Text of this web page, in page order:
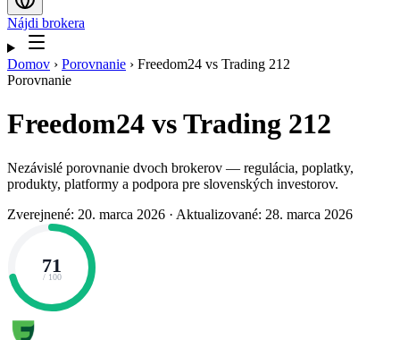
Nájdi brokera
Domov › Porovnanie › Freedom24 vs Trading 212
Porovnanie
Freedom24 vsTrading 212
Nezávislé porovnanie dvoch brokerov — regulácia, poplatky,
produkty, platformy a podpora pre slovenských investorov.
Zverejnené: 20. marca 2026 · Aktualizované: 28. marca 2026
71
/ 100